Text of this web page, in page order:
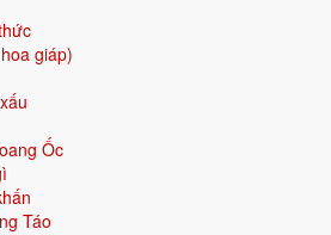
giáp)
Ốc
Táo
tố nào?
Âm:27/6/2026
5h-7h, 11h-13h, 13h-15h, 17h-19h
rất tốt cho việc nhập trạch (10/10) nhờ
và Ngày Hoàng Đạo.